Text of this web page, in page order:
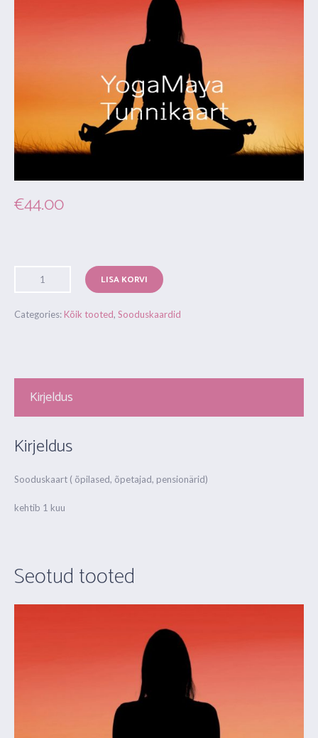
€44.00
LISA KORVI
Categories: Kõik tooted, Sooduskaardid
Kirjeldus
Kirjeldus
Sooduskaart ( õpilased, õpetajad, pensionärid)
kehtib 1 kuu
Seotud tooted